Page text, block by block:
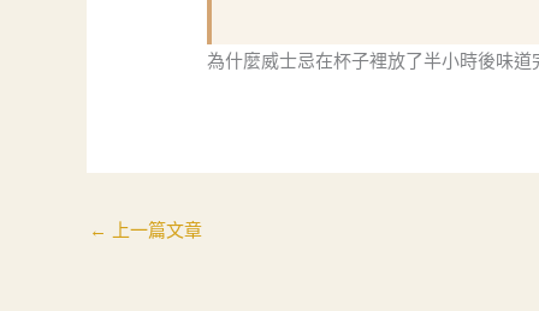
為什麼威士忌在杯子裡放了半小時後味道
← 上一篇文章